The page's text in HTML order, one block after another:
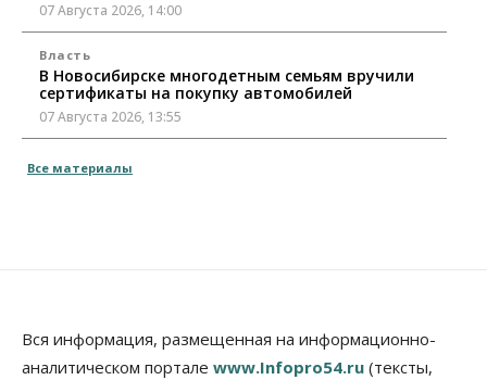
07 Августа 2026, 14:00
Власть
В Новосибирске многодетным семьям вручили
сертификаты на покупку автомобилей
07 Августа 2026, 13:55
Треть автовладельцев в Новосибирской области
07 Августа 2026, 12:35
Все материалы
Вся информация, размещенная на информационно-
аналитическом портале www.Infopro54.ru (тексты,